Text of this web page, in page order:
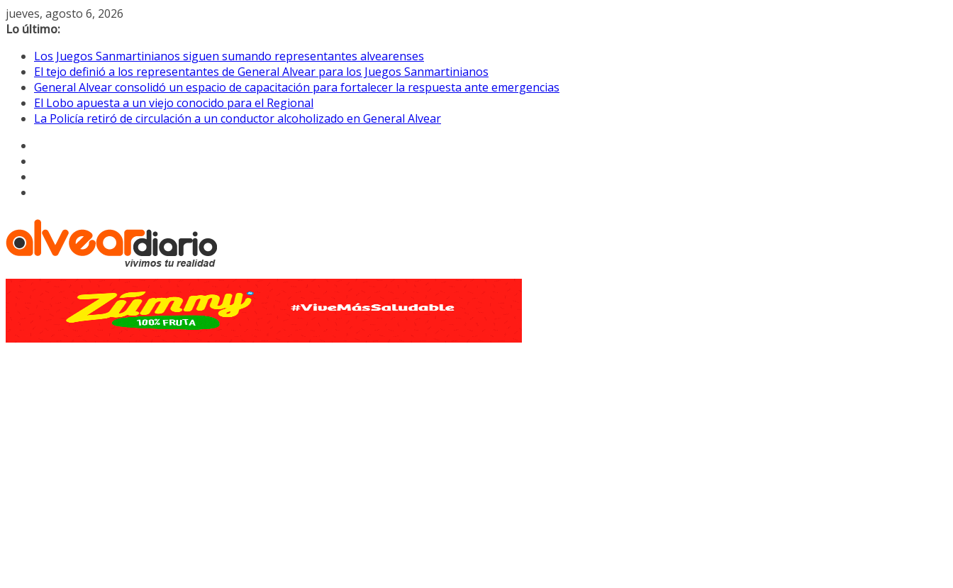
Saltar
al
jueves, agosto 6, 2026
Lo último:
Los Juegos Sanmartinianos siguen sumando representantes alvearenses
El tejo definió a los representantes de General Alvear para los Juegos Sanmartinianos
General Alvear consolidó un espacio de capacitación para fortalecer la respuesta ante emergencias
El Lobo apuesta a un viejo conocido para el Regional
La Policía retiró de circulación a un conductor alcoholizado en General Alvear